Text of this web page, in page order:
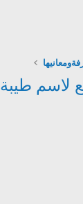
طيبة 2027